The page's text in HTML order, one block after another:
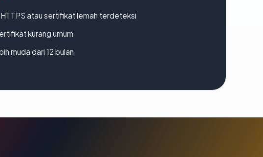
atau sertifikat lemah terdeteksi
kurang umum
muda dari 12 bulan